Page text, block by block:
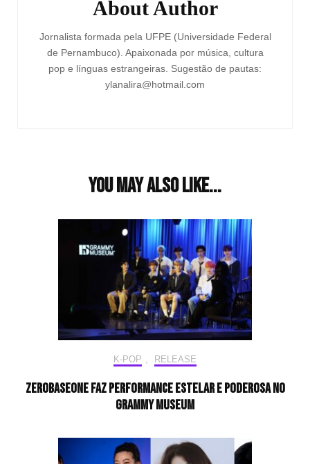
About Author
Jornalista formada pela UFPE (Universidade Federal
de Pernambuco). Apaixonada por música, cultura
pop e línguas estrangeiras. Sugestão de pautas:
ylanalira@hotmail.com
You may also like...
K-POP RELEASE
ZEROBASEONE faz performance estelar e poderosa no
Grammy Museum